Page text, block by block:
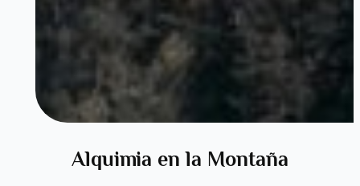
Alquimia en la Montaña